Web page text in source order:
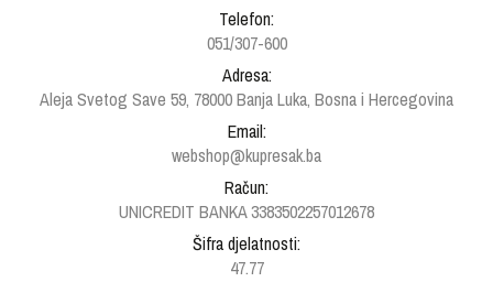
Telefon:
051/307-600
Adresa:
Aleja Svetog Save 59, 78000 Banja Luka, Bosna i Hercegovina
Email:
webshop@kupresak.ba
Račun:
UNICREDIT BANKA 3383502257012678
Šifra djelatnosti:
47.77